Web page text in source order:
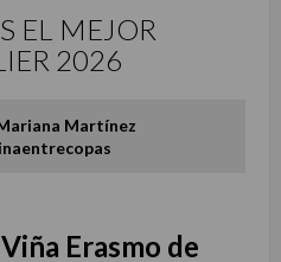
EL MEJOR
2026
Martínez
Erasmo de